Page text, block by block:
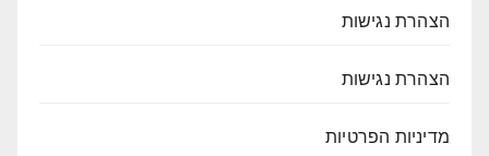
הצהרת נגישות
הצהרת נגישות
מדיניות הפרטיות